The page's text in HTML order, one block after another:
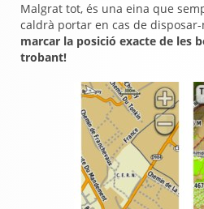
Malgrat tot, és una eina que
caldrà portar en cas de
marcar la posició exacte de les
trobant!